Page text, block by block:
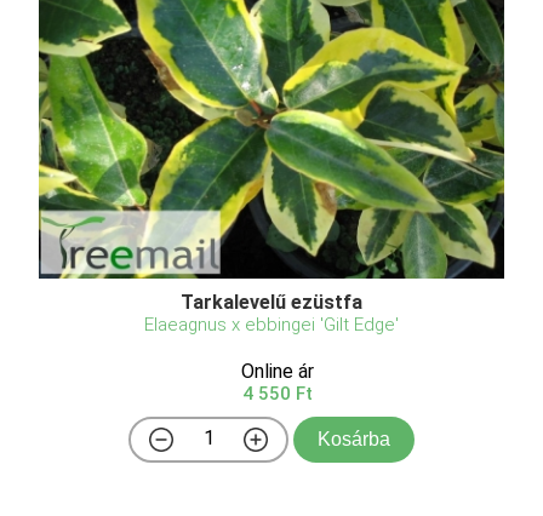
Tarkalevelű ezüstfa
Elaeagnus x ebbingei 'Gilt Edge'
Online ár
4 550 Ft
Kosárba